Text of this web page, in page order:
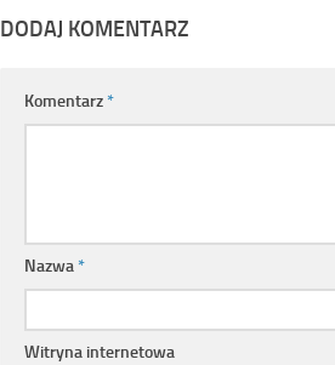
DODAJ KOMENTARZ
Komentarz*
Nazwa*
Witryna internetowa